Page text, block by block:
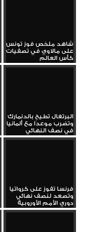
شاهد ملخص فوز تونس
على مالاوي في تصفيات
كأس العالم
البرتغال تطيح بالدنمارك
وتضرب موعدًا مع ألمانيا
في نصف النهائي
فرنسا تفوز على كرواتيا
وتصعد لنصف نهائي
دوري الأمم الأوروبية